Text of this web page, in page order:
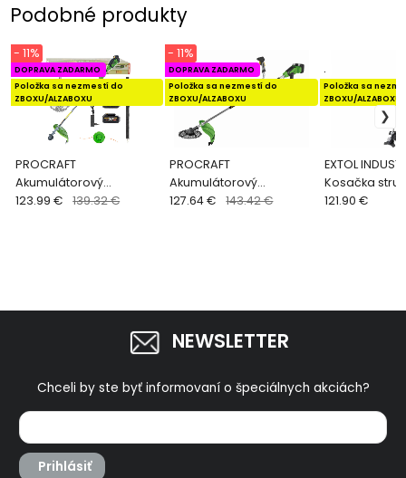
Podobné produkty
PROCRAFT
Akumulátorový
krovinorez 20V ATA-40
DOPRAVA ZADARMO
Položka sa nezmestí do
ZBOXU/ALZABOXU
- 11%
123.99 € 139.32 €
PROCRAFT
Akumulátorový
krovinorez 20V ATA-
DOPRAVA ZADARMO
Položka sa nezmestí do
ZBOXU/ALZABOXU
- 11%
127.64 € 143.42 €
EXTOL
Kosačka
Share20V
.
Položka sa
ZBOXU/ALZABOXU
121.90 €
NEWSLETTER
Chceli by ste byť informovaní o špeciálnych akciách?
Prihlásiť